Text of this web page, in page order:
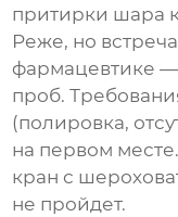
притирки шара
Реже, но
фармацевтике
проб.
(полировка,
на первом
кран с
не пройдет.